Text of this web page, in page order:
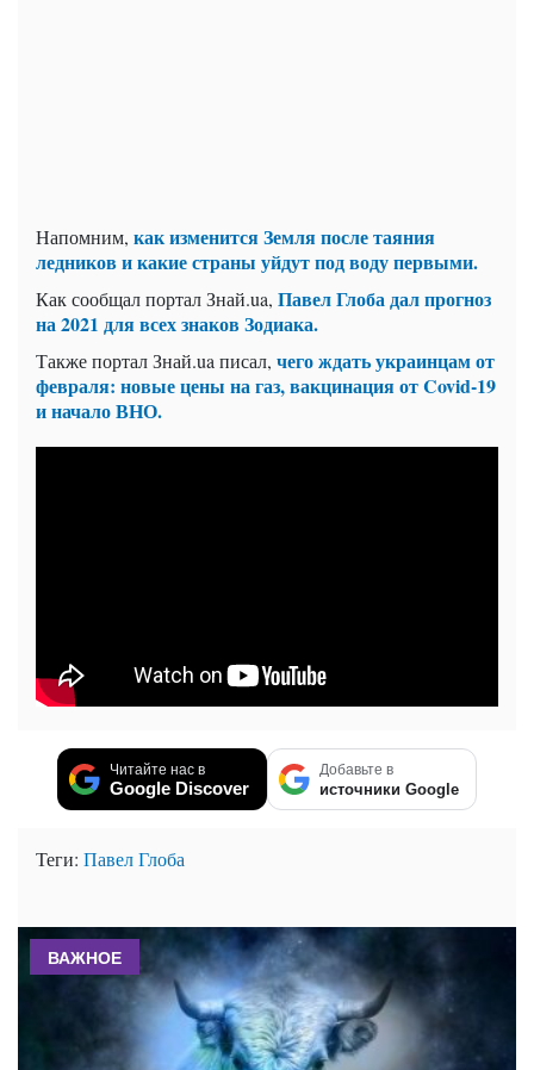
Напомним, как изменится Земля после таяния
ледников и какие страны уйдут под воду первыми.
Как сообщал портал Знай.ua, Павел Глоба дал прогноз
на 2021 для всех знаков Зодиака.
Также портал Знай.ua писал, чего ждать украинцам от
февраля: новые цены на газ, вакцинация от Covid-19
и начало ВНО.
Читайте нас в
Google Discover
Добавьте в
источники Google
Теги: Павел Глоба
ВАЖНОЕ